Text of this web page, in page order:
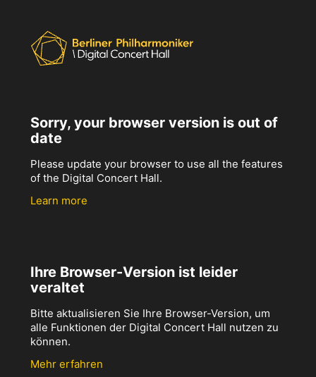
Sorry, your browser version is out of
date
Please update your browser to use all the features
of the Digital Concert Hall.
Learn more
Ihre Browser-Version ist leider
veraltet
Bitte aktualisieren Sie Ihre Browser-Version, um
alle Funktionen der Digital Concert Hall nutzen zu
können.
Mehr erfahren